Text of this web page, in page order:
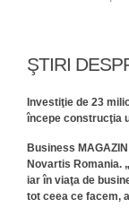
ŞTIRI
Investiţie de 23
începe construcţia
Business
Novartis Romania.
iar în viaţa de
tot ceea ce facem,